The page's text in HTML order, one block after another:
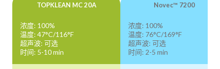
TOPKLEAN MC 20A
浓度: 100%
温度: 47°C/116°F
超声波: 可选
时间: 5-10 min
Novec™ 7200
浓度: 100%
温度: 76°C/169°F
超声波: 可选
时间: 2-5 min